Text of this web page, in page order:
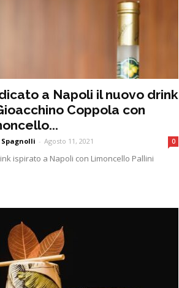
a Napoli il nuovo drink
Coppola con
Spagnolli - Agosto 11, 2021 0
ispirato a Napoli con Limoncello Pallini